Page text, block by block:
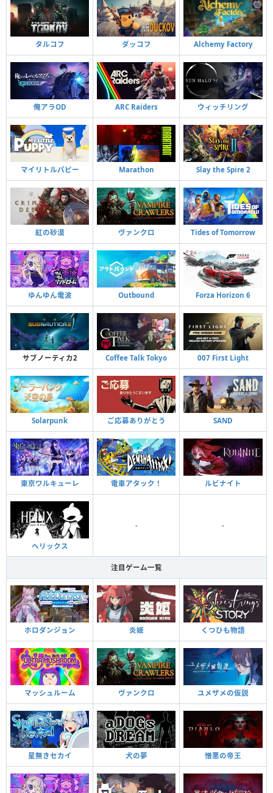
タルコフ ダッコフ Alchemy Factory
俺アラOD ARC Raiders ウィッチリング
マイリトルパピー Marathon Slay the Spire 2
紅の砂漠 ヴァンクロ Tides of Tomorrow
ゆんゆん電波 Outbound Forza Horizon 6
サブノーティカ2 Coffee Talk Tokyo 007 First Light
Solarpunk ご応募ありがとう SAND
東京ワルキューレ 電車アタック！ ルビナイト
ヘリックス
- -
注目ゲーム一覧
ホロダンジョン 炎姫 くつひも物語
マッシュルーム ヴァンクロ ユメザメの仮説
星無きセカイ 犬の夢 憎悪の帝王